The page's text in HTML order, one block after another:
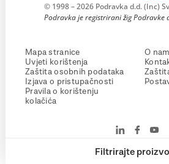
Filtrirajte
© 1998 – 2026 Podravka d.d. (Inc)
Podravka je registrirani žig Podravke
Mapa stranice
Uvjeti korištenja
Zaštita osobnih podataka
Izjava o pristupačnosti
Pravila o korištenju
kolačića
O